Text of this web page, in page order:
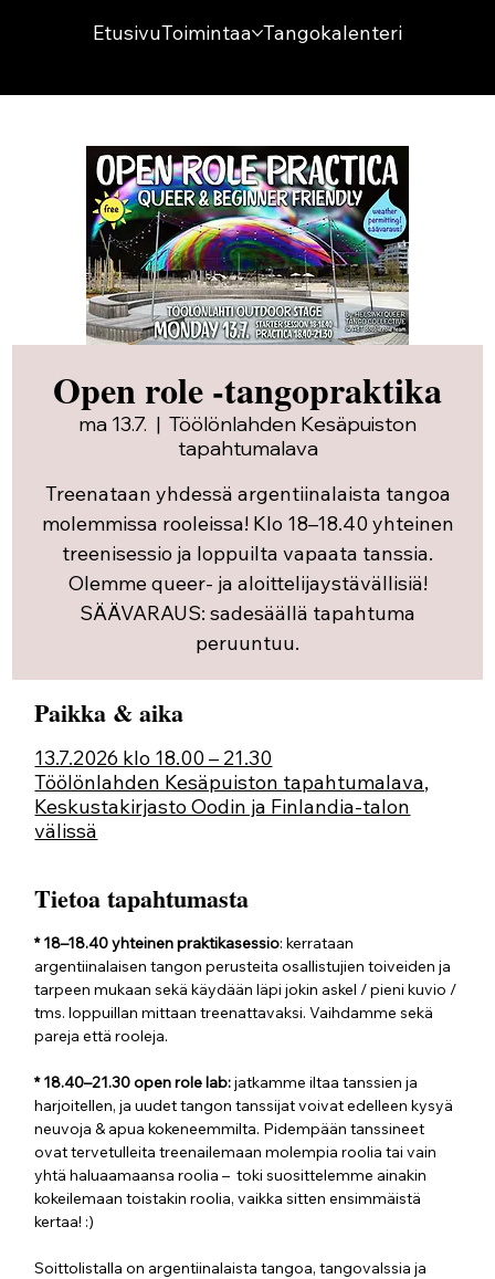
EtusivuToimintaa Tangokalenteri
Open role -tangopraktika
ma 13.7.
  |
Töölönlahden Kesäpuiston
tapahtumalava
Treenataan yhdessä argentiinalaista tangoa
molemmissa rooleissa! Klo 18–18.40 yhteinen
treenisessio ja loppuilta vapaata tanssia.
Olemme queer- ja aloittelijaystävällisiä!
SÄÄVARAUS: sadesäällä tapahtuma
peruuntuu.
Paikka & aika
13.7.2026 klo 18.00 – 21.30
Töölönlahden Kesäpuiston tapahtumalava,
Keskustakirjasto Oodin ja Finlandia-talon
välissä
Tietoa tapahtumasta
* 18–18.40 yhteinen praktikasessio: kerrataan
argentiinalaisen tangon perusteita osallistujien toiveiden ja
tarpeen mukaan sekä käydään läpi jokin askel / pieni kuvio /
tms. loppuillan mittaan treenattavaksi. Vaihdamme sekä
pareja että rooleja.
* 18.40–21.30 open role lab: jatkamme iltaa tanssien ja
harjoitellen, ja uudet tangon tanssijat voivat edelleen kysyä
neuvoja & apua kokeneemmilta. Pidempään tanssineet
ovat tervetulleita treenailemaan molempia roolia tai vain
yhtä haluaamaansa roolia –  toki suosittelemme ainakin
kokeilemaan toistakin roolia, vaikka sitten ensimmäistä
kertaa! :)
Soittolistalla on argentiinalaista tangoa, tangovalssia ja